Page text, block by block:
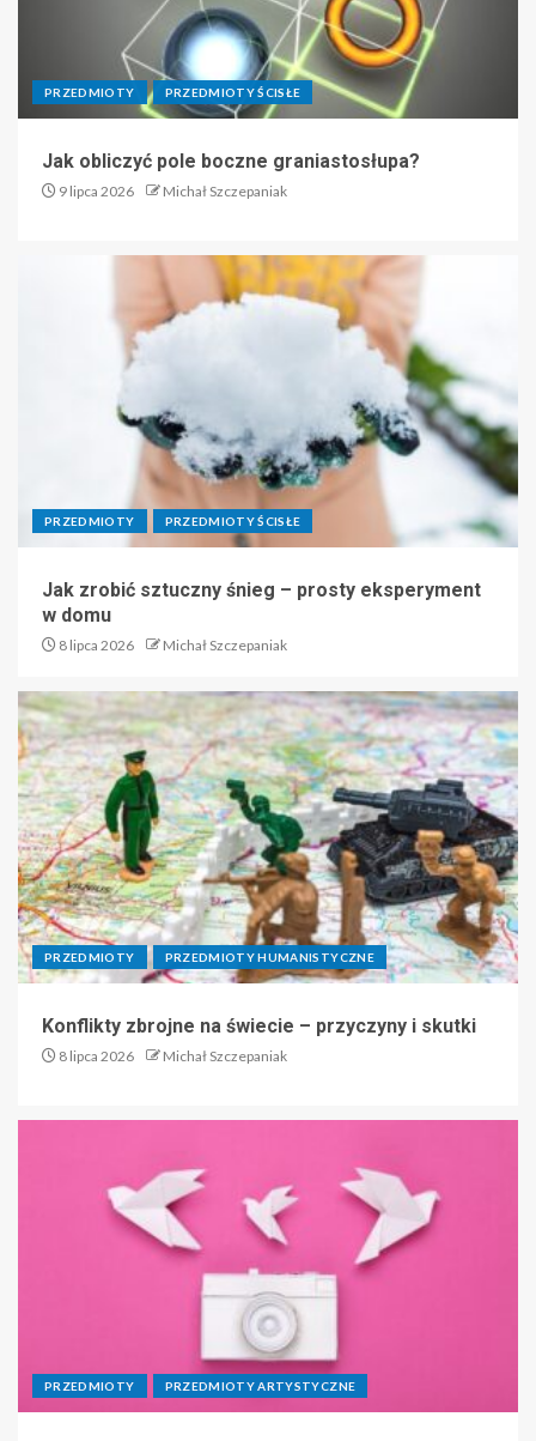
PRZEDMIOTY PRZEDMIOTY ŚCISŁE
Jak obliczyć pole boczne graniastosłupa?
9 lipca 2026 Michał Szczepaniak
PRZEDMIOTY PRZEDMIOTY ŚCISŁE
Jak zrobić sztuczny śnieg – prosty eksperyment
w domu
8 lipca 2026 Michał Szczepaniak
PRZEDMIOTY PRZEDMIOTY HUMANISTYCZNE
Konflikty zbrojne na świecie – przyczyny i skutki
8 lipca 2026 Michał Szczepaniak
PRZEDMIOTY PRZEDMIOTY ARTYSTYCZNE